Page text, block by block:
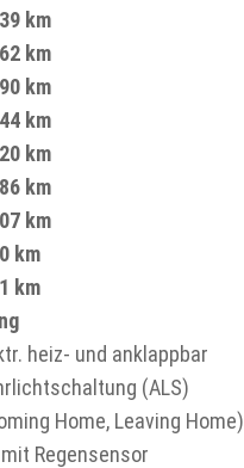
km
km
km
km
km
km
km
km
km
heiz- und anklappbar
(ALS)
Home, Leaving Home)
Regensensor